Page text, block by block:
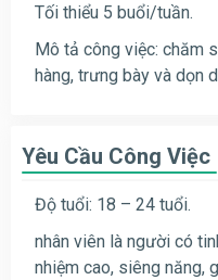
Tối thiểu 5 buổi/tuần.
Mô tả công việc: chăm
hàng, trưng bày và dọn
Yêu Cầu Công Việc
Độ tuổi: 18 – 24 tuổi.
nhân viên là người có
nhiệm cao, siêng năng,